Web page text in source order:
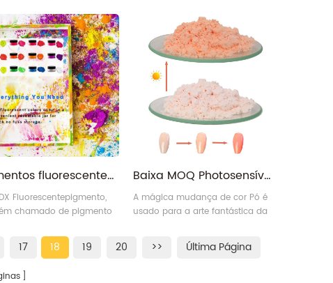
resultados em uma
de materiais.
Pigmentos fluorescentes em pó de cor neon à luz do dia
Fluorescentepigmento,
chamado de pigmento
cores fluorescentes à
dia (sob a luz natural) e
cores fluorescentes
Baixa MOQ Photosensível ultravioleta sensível à luz FotoCrômica corantes para esmalte
A mágica mudança de cor Pó é
usado para a arte fantástica da
a pele, basta escolher e começar
sua maravilhosa unha Viagem.
17 18 19 20 >> Última Página